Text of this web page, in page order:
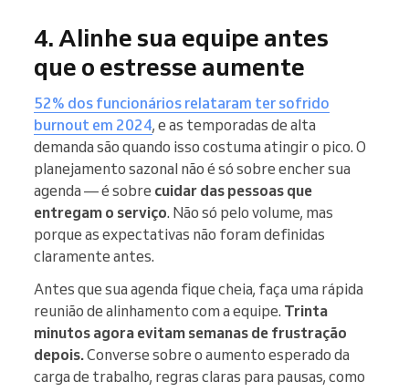
4. Alinhe sua equipe antes
que o estresse aumente
52% dos funcionários relataram ter sofrido
burnout em 2024, e as temporadas de alta
demanda são quando isso costuma atingir o pico. O
planejamento sazonal não é só sobre encher sua
agenda — é sobre cuidar das pessoas que
entregam o serviço. Não só pelo volume, mas
porque as expectativas não foram definidas
claramente antes.
Antes que sua agenda fique cheia, faça uma rápida
reunião de alinhamento com a equipe. Trinta
minutos agora evitam semanas de frustração
depois.Converse sobre o aumento esperado da
carga de trabalho, regras claras para pausas, como